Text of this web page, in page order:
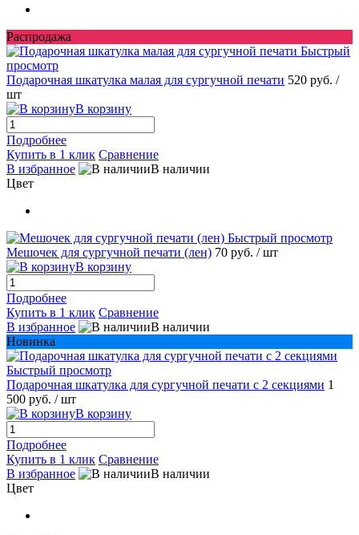
Распродажа
Быстрый
просмотр
Подарочная шкатулка малая для сургучной печати 520 руб. /
шт
В корзину
Подробнее
Купить в 1 клик Сравнение
В избранное
В наличии
Цвет
Быстрый просмотр
Мешочек для сургучной печати (лен) 70 руб. / шт
В корзину
Подробнее
Купить в 1 клик Сравнение
В избранное
В наличии
Новинка
Быстрый просмотр
Подарочная шкатулка для сургучной печати с 2 секциями 1
500 руб. / шт
В корзину
Подробнее
Купить в 1 клик Сравнение
В избранное
В наличии
Цвет